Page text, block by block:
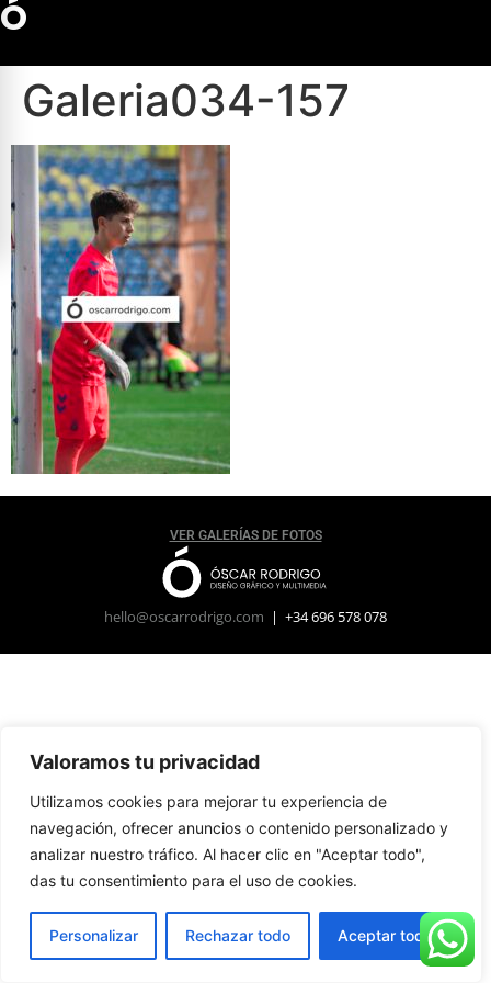
Valoramos tu privacidad
Utilizamos cookies para mejorar tu experiencia de
navegación, ofrecer anuncios o contenido personalizado y
analizar nuestro tráfico. Al hacer clic en "Aceptar todo",
das tu consentimiento para el uso de cookies.
Personalizar Rechazar todo Aceptar todo
Ó
Galeria034-157
VER GALERÍAS DE FOTOS
hello@oscarrodrigo.com | +34 696 578 078